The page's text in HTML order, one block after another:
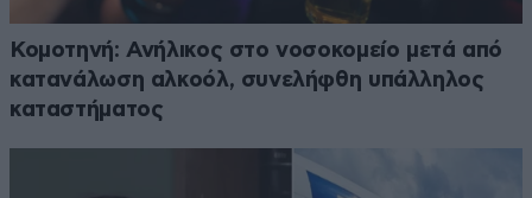
Κομοτηνή: Ανήλικος στο νοσοκομείο μετά από
κατανάλωση αλκοόλ, συνελήφθη υπάλληλος
καταστήματος